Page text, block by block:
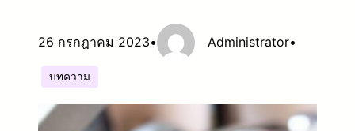
26 กรกฎาคม 2023• Administrator•
บทความ